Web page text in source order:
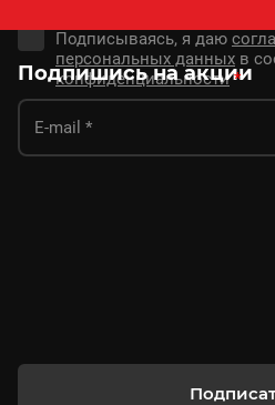
Подпишись на акции
Подписываясь, я даю
персональных данных в
конфиденциальности *